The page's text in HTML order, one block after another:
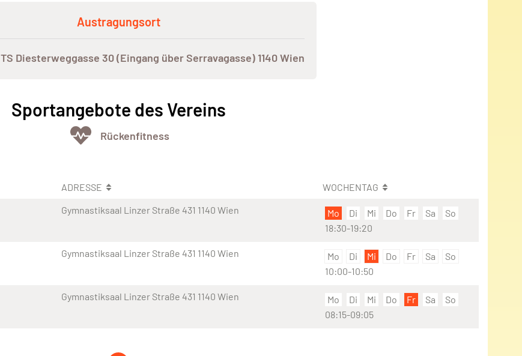
Austragungsort
TS Diesterweggasse 30 (Eingang über Serravagasse) 1140 Wien
Sportangebote des Vereins
Rückenfitness
ADRESSE
WOCHENTAG
Gymnastiksaal Linzer Straße 431 1140 Wien Mo Di Mi Do Fr Sa
So
18:30-19:20
Gymnastiksaal Linzer Straße 431 1140 Wien Mo Di Mi Do Fr Sa
So
10:00-10:50
Gymnastiksaal Linzer Straße 431 1140 Wien Mo Di Mi Do Fr Sa
So
08:15-09:05